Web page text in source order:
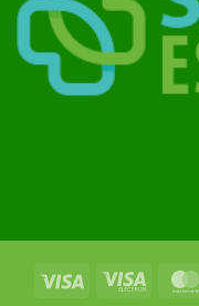
Visa
Visa